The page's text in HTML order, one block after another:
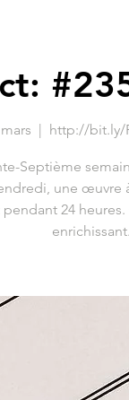
  |
http://bit.ly/
Septième
une œuvre
24